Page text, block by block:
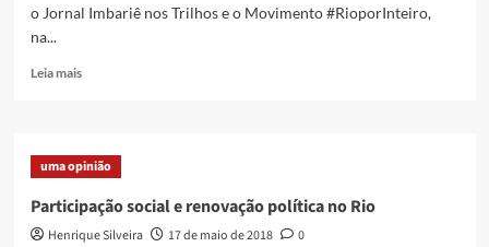
o Jornal Imbariê nos Trilhos e o Movimento #RioporInteiro,
na...
Leia maisRead
do
Jornal
nos
Trilhos
uma opinião
Participação social e renovação política no Rio
Henrique Silveira 17 de maio de 2018
0